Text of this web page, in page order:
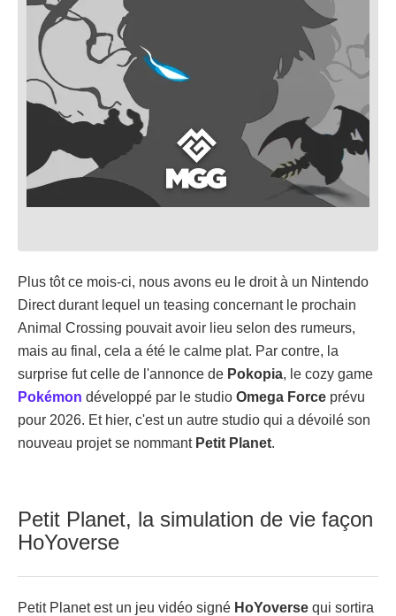
Plus tôt ce mois-ci, nous avons eu le droit à un Nintendo
Direct durant lequel un teasing concernant le prochain
Animal Crossing pouvait avoir lieu selon des rumeurs,
mais au final, cela a été le calme plat. Par contre, la
surprise fut celle de l'annonce de Pokopia, le cozy game
Pokémon développé par le studio Omega Force prévu
pour 2026. Et hier, c'est un autre studio qui a dévoilé son
nouveau projet se nommant Petit Planet.
Petit Planet, la simulation de vie façon
HoYoverse
Petit Planet est un jeu vidéo signé HoYoverse qui sortira